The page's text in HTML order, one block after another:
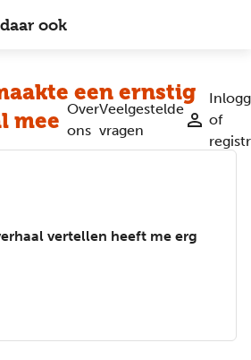
ook
Over
ons
Veelgestelde
vragen
of
een ernstig
mee
vertellen heeft me erg